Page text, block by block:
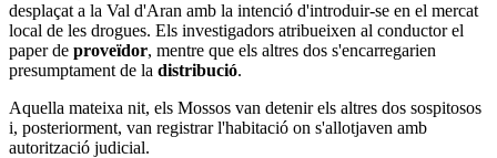
desplaçat a la Val d'Aran amb la intenció d'introduir-se en el mercat
local de les drogues. Els investigadors atribueixen al conductor el
paper de proveïdor, mentre que els altres dos s'encarregarien
presumptament de la distribució.
Aquella mateixa nit, els Mossos van detenir els altres dos sospitosos
i, posteriorment, van registrar l'habitació on s'allotjaven amb
autorització judicial.